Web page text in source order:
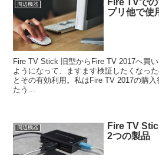
周辺機器
Fire TVで
プリ他で使
Fire TV Stick 旧型からFire TV 2017へ買
ようになって、ますます検証したくなっ
とその有効利用。私はFire TV 2017の購
たう...
周辺機器
Fire TV
2つの製品